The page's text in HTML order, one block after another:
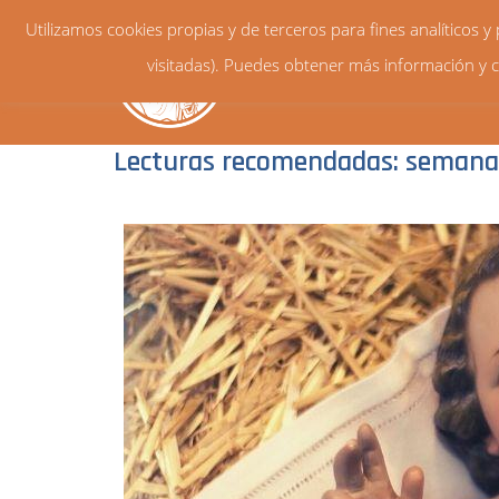
Lecturas recomendadas:
Utilizamos cookies propias y de terceros para fines analíticos
visitadas). Puedes obtener más información y